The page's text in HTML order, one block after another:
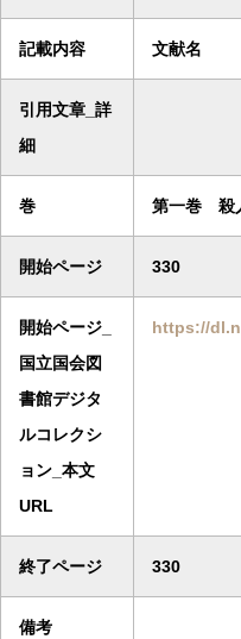
記載内容 文献名
引用文章_詳
細
巻 第一巻 殺
開始ページ 330
開始ページ_
国立国会図
書館デジタ
ルコレクシ
ョン_本文
URL
https://
終了ページ 330
備考